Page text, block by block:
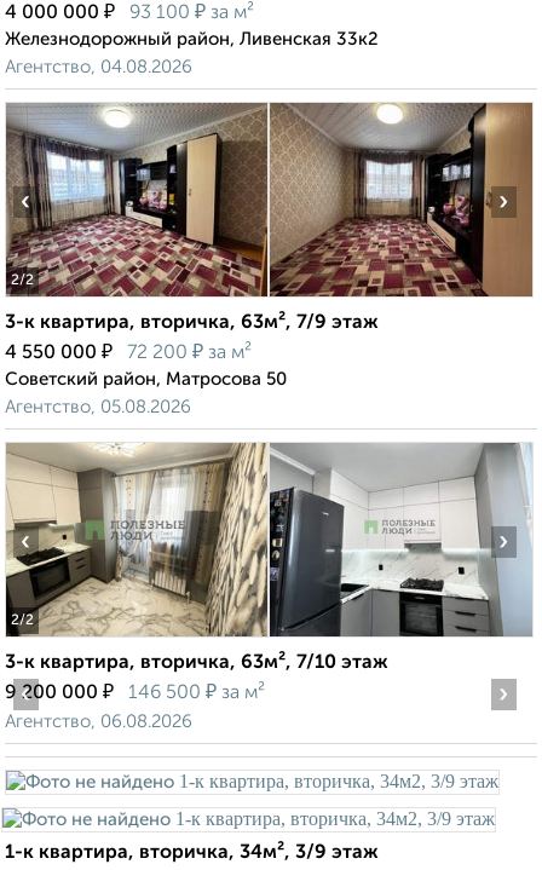
4 000 000 ₽ 93 100 ₽ за м²
Железнодорожный район, Ливенская 33к2
Агентство, 04.08.2026
2/2
‹ ›
3-к квартира, вторичка, 63м², 7/9 этаж
4 550 000 ₽ 72 200 ₽ за м²
Советский район, Матросова 50
Агентство, 05.08.2026
2/2
‹ ›
3-к квартира, вторичка, 63м², 7/10 этаж
9 200 000 ₽ 146 500 ₽ за м²
Агентство, 06.08.2026
‹ ›
1-к квартира, вторичка, 34м², 3/9 этаж